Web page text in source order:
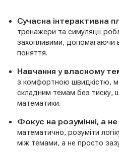
Сучасна інтерактивна
тренажери та симуляції
захопливими, допомагаючи
поняття.
Навчання у власному
з комфортною швидкістю,
складним темам без тиску,
математики.
Фокус на розумінні, а не
математично, розуміти
між темами, а не просто